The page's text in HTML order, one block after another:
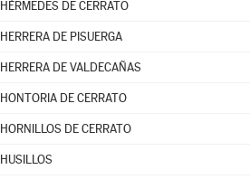
HÉRMEDES DE CERRATO
HERRERA DE PISUERGA
HERRERA DE VALDECAÑAS
HONTORIA DE CERRATO
HORNILLOS DE CERRATO
HUSILLOS